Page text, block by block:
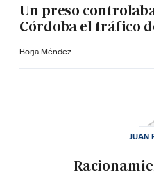
Un preso
Córdoba el tráfico
Borja Méndez
JUAN